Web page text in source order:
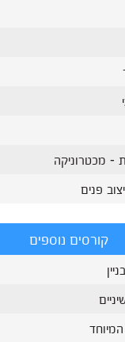
- מכטרוניקה
פנים
קורסים נוספים
המיוחד